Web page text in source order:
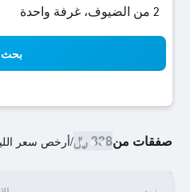
2 من الضيوف، غرفة واحدة
بحث
صفقات من338 ﷼ /أرخص سعر